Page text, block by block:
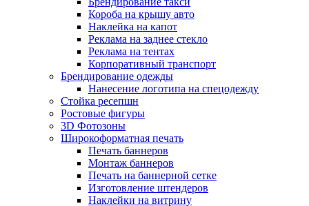
Короба на крышу авто
Наклейка на капот
Реклама на заднее стекло
Реклама на тентах
Корпоративный транспорт
Брендирование одежды
Нанесение логотипа на спецодежду
Стойка ресепшн
Ростовые фигуры
3D Фотозоны
Широкоформатная печать
Печать баннеров
Монтаж баннеров
Печать на баннерной сетке
Изготовление штендеров
Наклейки на витрину